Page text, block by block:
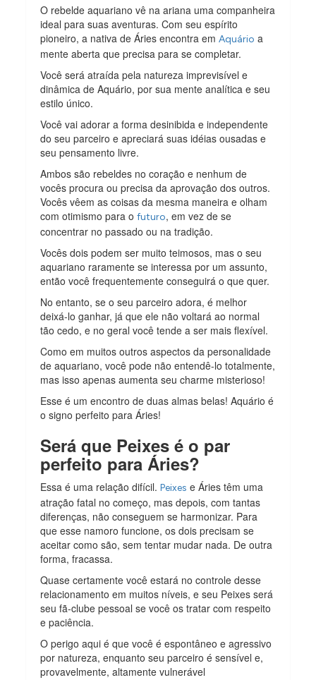
O rebelde aquariano vê na ariana uma companheira
ideal para suas aventuras. Com seu espírito
pioneiro, a nativa de Áries encontra emAquário a
mente aberta que precisa para se completar.
Você será atraída pela natureza imprevisível e
dinâmica de Aquário, por sua mente analítica e seu
estilo único.
Você vai adorar a forma desinibida e independente
do seu parceiro e apreciará suas idéias ousadas e
seu pensamento livre.
Ambos são rebeldes no coração e nenhum de
vocês procura ou precisa da aprovação dos outros.
Vocês vêem as coisas da mesma maneira e olham
com otimismo para ofuturo, em vez de se
concentrar no passado ou na tradição.
Vocês dois podem ser muito teimosos, mas o seu
aquariano raramente se interessa por um assunto,
então você frequentemente conseguirá o que quer.
No entanto, se o seu parceiro adora, é melhor
deixá-lo ganhar, já que ele não voltará ao normal
tão cedo, e no geral você tende a ser mais flexível.
Como em muitos outros aspectos da personalidade
de aquariano, você pode não entendê-lo totalmente,
mas isso apenas aumenta seu charme misterioso!
Esse é um encontro de duas almas belas! Aquário é
o signo perfeito para Áries!
Será que Peixes é o par
perfeito para Áries?
Essa é uma relação difícil.Peixes e Áries têm uma
atração fatal no começo, mas depois, com tantas
diferenças, não conseguem se harmonizar. Para
que esse namoro funcione, os dois precisam se
aceitar como são, sem tentar mudar nada. De outra
forma, fracassa.
Quase certamente você estará no controle desse
relacionamento em muitos níveis, e seu Peixes será
seu fã-clube pessoal se você os tratar com respeito
e paciência.
O perigo aqui é que você é espontâneo e agressivo
por natureza, enquanto seu parceiro é sensível e,
provavelmente, altamente vulnerável